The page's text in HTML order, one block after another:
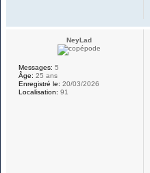
NeyLad
Messages: 5
Âge: 25 ans
Enregistré le: 20/03/2026
Localisation: 91